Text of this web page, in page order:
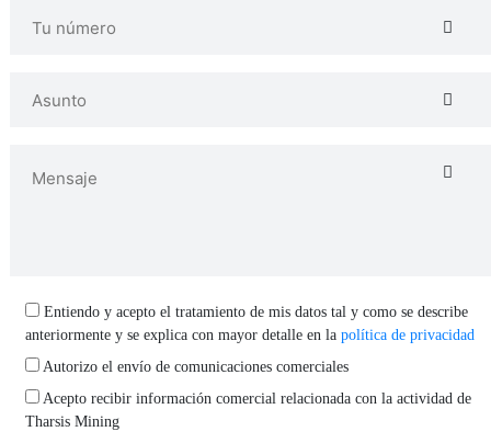
Entiendo y acepto el tratamiento de mis datos tal y como se describe
anteriormente y se explica con mayor detalle en la política de privacidad
Autorizo el envío de comunicaciones comerciales
Acepto recibir información comercial relacionada con la actividad de
Tharsis Mining